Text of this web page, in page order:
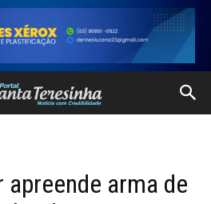
arma de